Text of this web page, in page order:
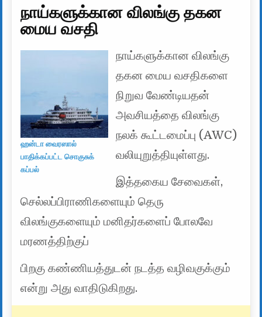
நாய்களுக்கான விலங்கு தகன
மைய வசதி
ஹன்டா வைரஸால்
பாதிக்கப்பட்ட சொகுசுக்
கப்பல்
நாய்களுக்கான விலங்கு
தகன மைய வசதிகளை
நிறுவ வேண்டியதன்
அவசியத்தை விலங்கு
நலக் கூட்டமைப்பு (AWC)
வலியுறுத்தியுள்ளது.
இத்தகைய சேவைகள்,
செல்லப்பிராணிகளையும் தெரு
விலங்குகளையும் மனிதர்களைப் போலவே
மரணத்திற்குப்
பிறகு கண்ணியத்துடன் நடத்த வழிவகுக்கும்
என்று அது வாதிடுகிறது.